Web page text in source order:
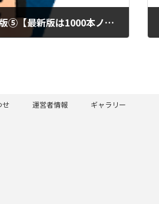
【G検定】理解度確認問題集 2023年版⑤【最新版は1000本ノックへ】
せ 運営者情報 ギャラリー